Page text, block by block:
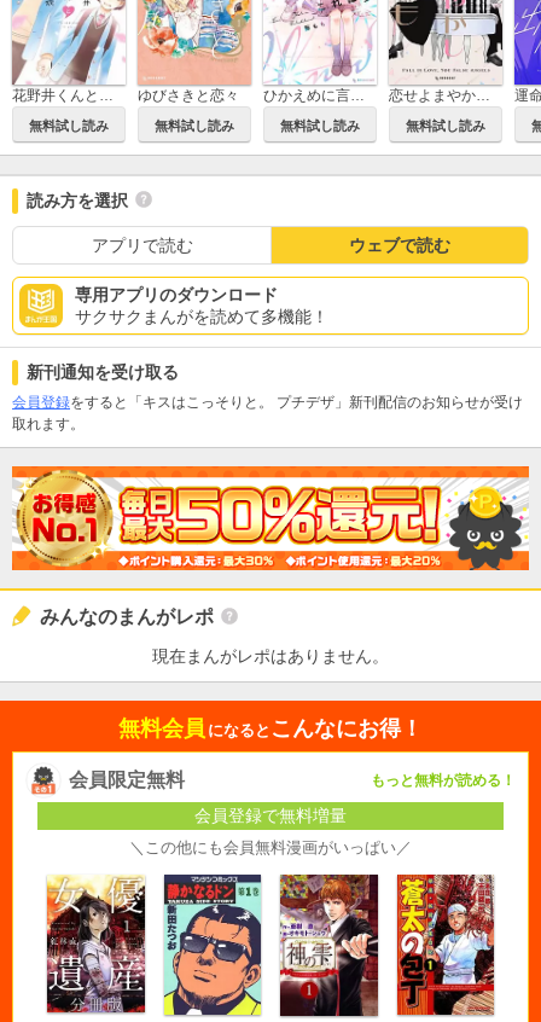
花野井くんと恋の病
無料試し読み
ゆびさきと恋々
無料試し読み
ひかえめに言っても、これは愛
無料試し読み
恋せよまやかし天使ども
無料試し読み
読み方を選択
アプリで読む ウェブで読む
専用アプリのダウンロード
サクサクまんがを読めて多機能！
新刊通知を受け取る
会員登録をすると「キスはこっそりと。 プチデザ」新刊配信のお知らせが受け
取れます。
みんなのまんがレポ
現在まんがレポはありません。
無料会員 になると こんなにお得！
会員限定無料 もっと無料が読める！
会員登録で無料増量
＼この他にも会員無料漫画がいっぱい／